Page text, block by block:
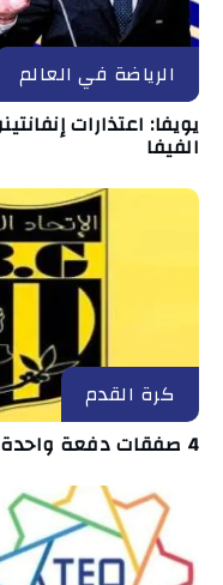
الرياضة في العالم
يويفا: اعتذارات
الفيفا
كرة القدم
4 صفقات دفعة واحدة في اتحاد بن قردان